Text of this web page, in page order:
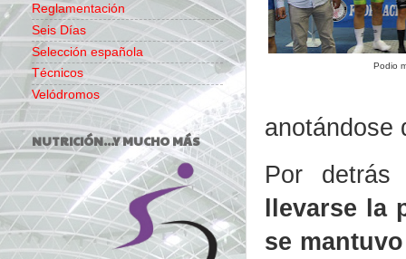
Podio
anotándose
Por detrás
llevarse la
se
Reglamentación
Seis Días
Selección española
Técnicos
Velódromos
NUTRICIÓN...Y MUCHO MÁS